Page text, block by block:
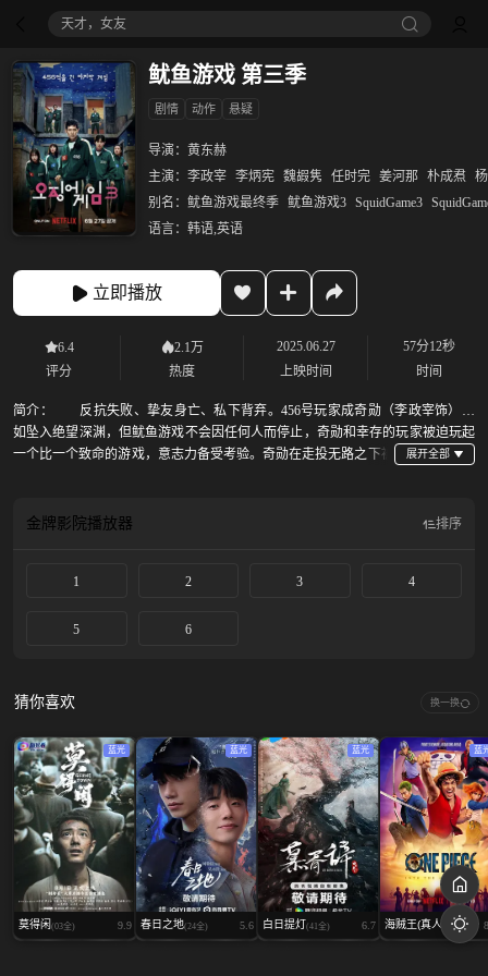
天才，女友
鱿鱼游戏 第三季
剧情 动作 悬疑
导演： 黄东赫
主演： 李政宰 李炳宪 魏嘏隽 任时完 姜河那 朴成焄
别名： 鱿鱼游戏最终季 鱿鱼游戏3 SquidGame3
语言： 韩语,英语
立即播放
6.4
评分
2.1万
热度
2025.06.27
上映时间
57分12秒
时间
简介：
反抗失败、挚友身亡、私下背弃。456号玩家成奇勋（李政宰饰）宛
如坠入绝望深渊，但鱿鱼游戏不会因任何人而停止，奇勋和幸存的玩家被迫玩起
一个比一个致命的游戏，意志力备受考验。奇勋在走投无路之下被
黄俊昊（魏嘏隽饰）则继续寻找神秘的游戏岛，浑然不知队上早有叛徒。奇勋能
金牌影院播放器 排序
1 2 3 4
5 6
猜你喜欢 换一换
蓝光
莫得闲 (03全) 9.9
蓝光
春日之地(24全) 5.6
蓝光
白日提灯(41全) 6.7
蓝
海贼王(真人...(08全)